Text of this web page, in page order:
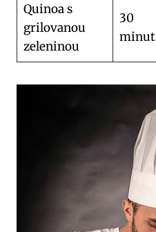
Quinoa s
grilovanou
zeleninou
30
minut